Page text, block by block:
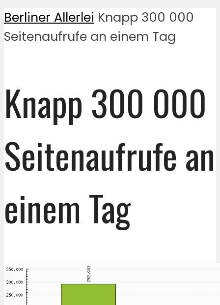
Berliner Allerlei Knapp 300 000
Seitenaufrufe an einem Tag
Knapp 300 000
Seitenaufrufe an
einem Tag